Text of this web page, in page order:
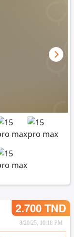
2.700 TND
8/20/25, 10:18 PM